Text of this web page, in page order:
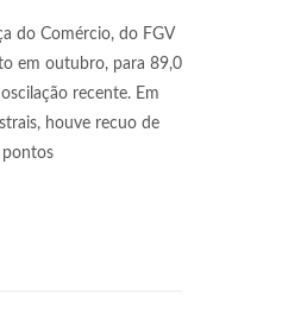
do Comércio, do FGV
em outubro, para 89,0
recente. Em
houve recuo de